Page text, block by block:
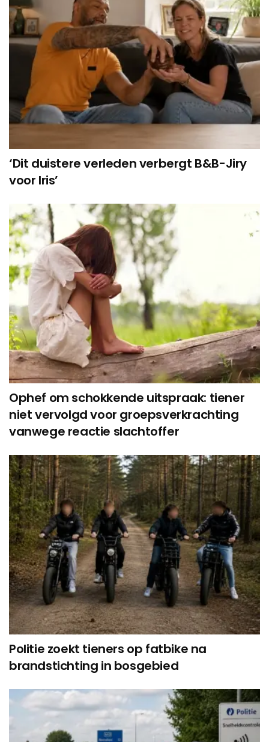
‘Dit duistere verleden verbergt B&B-Jiry
voor Iris’
Ophef om schokkende uitspraak: tiener
niet vervolgd voor groepsverkrachting
vanwege reactie slachtoffer
Politie zoekt tieners op fatbike na
brandstichting in bosgebied